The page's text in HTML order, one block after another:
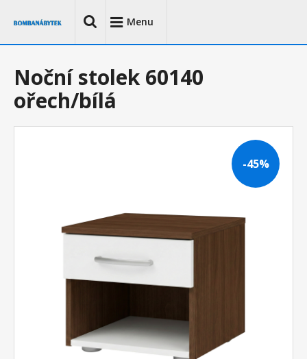
Menu
-45%
Noční stolek 60140
ořech/bílá